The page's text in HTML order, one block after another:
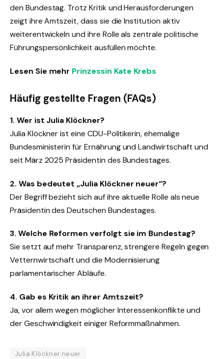
den Bundestag. Trotz Kritik und Herausforderungen
zeigt ihre Amtszeit, dass sie die Institution aktiv
weiterentwickeln und ihre Rolle als zentrale politische
Führungspersönlichkeit ausfüllen möchte.
Lesen Sie mehr Prinzessin Kate Krebs
Häufig gestellte Fragen (FAQs)
1. Wer ist Julia Klöckner?
Julia Klöckner ist eine CDU-Politikerin, ehemalige
Bundesministerin für Ernährung und Landwirtschaft und
seit März 2025 Präsidentin des Bundestages.
2. Was bedeutet „Julia Klöckner neuer“?
Der Begriff bezieht sich auf ihre aktuelle Rolle als neue
Präsidentin des Deutschen Bundestages.
3. Welche Reformen verfolgt sie im Bundestag?
Sie setzt auf mehr Transparenz, strengere Regeln gegen
Vetternwirtschaft und die Modernisierung
parlamentarischer Abläufe.
4. Gab es Kritik an ihrer Amtszeit?
Ja, vor allem wegen möglicher Interessenkonflikte und
der Geschwindigkeit einiger Reformmaßnahmen.
Julia Klöckner neuer